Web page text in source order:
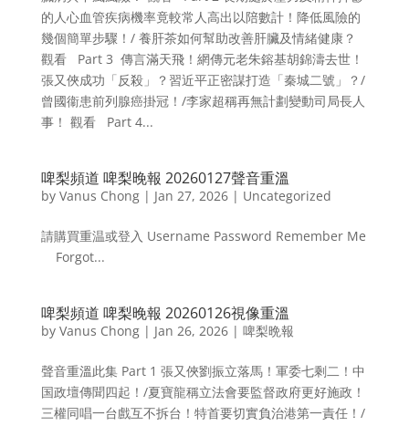
的人心血管疾病機率竟較常人高出以陪數計！降低風險的
幾個簡單步驟！/ 養肝茶如何幫助改善肝臟及情緒健康？
觀看 Part 3 傳言滿天飛！網傳元老朱鎔基胡錦濤去世！
張又俠成功「反殺」？習近平正密謀打造「秦城二號」？/
曾國衞患前列腺癌掛冠！/李家超稱再無計劃變動司局長人
事！ 觀看 Part 4...
啤梨頻道 啤梨晚報 20260127聲音重溫
by Vanus Chong| Jan 27, 2026| Uncategorized
請購買重温或登入 Username Password Remember Me
Forgot...
啤梨頻道 啤梨晚報 20260126視像重溫
by Vanus Chong| Jan 26, 2026| 啤梨晩報
聲音重溫此集 Part 1 張又俠劉振立落馬！軍委七剩二！中
国政壇傳聞四起！/夏寶龍稱立法會要監督政府更好施政！
三權同唱一台戲互不拆台！特首要切實負治港第一責任！/